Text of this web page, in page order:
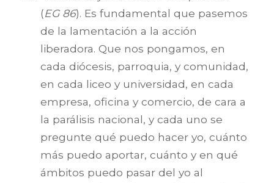
(EG 86). Es fundamental que pasemos
de la lamentación a la acción
liberadora. Que nos pongamos, en
cada diócesis, parroquia, y comunidad,
en cada liceo y universidad, en cada
empresa, oficina y comercio, de cara a
la parálisis nacional, y cada uno se
pregunte qué puedo hacer yo, cuánto
más puedo aportar, cuánto y en qué
ámbitos puedo pasar del yo al